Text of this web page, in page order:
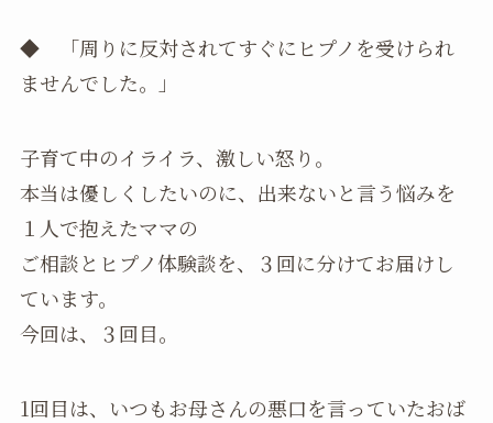
◆ 「周りに反対されてすぐにヒプノを受けられ
ませんでした。」
子育て中のイライラ、激しい怒り。
本当は優しくしたいのに、出来ないと言う悩みを
１人で抱えたママの
ご相談とヒプノ体験談を、３回に分けてお届けし
ています。
今回は、３回目。
1回目は、いつもお母さんの悪口を言っていたおば